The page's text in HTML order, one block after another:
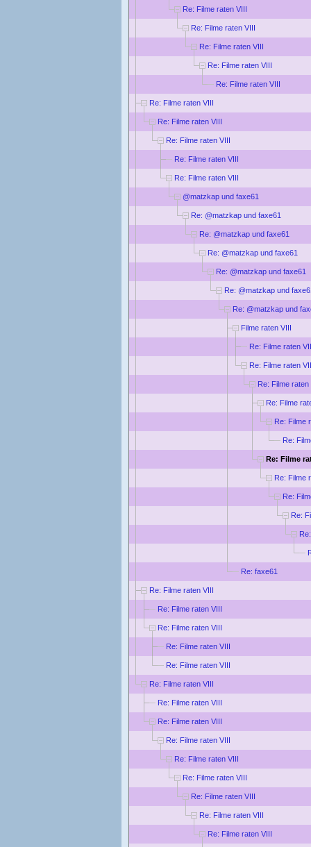
Re: Filme raten VIII
Re: Filme raten VIII
Re: Filme raten VIII
Re: Filme raten VIII
Re: Filme raten VIII
Re: Filme raten VIII
Re: Filme raten VIII
Re: Filme raten VIII
Re: Filme raten VIII
Re: Filme raten VIII
@matzkap und faxe61
Re: @matzkap und faxe61
Re: @matzkap und faxe61
Re: @matzkap und faxe61
Re: @matzkap und faxe61
Re: @matzkap und
Re: @matzkap und
Filme raten VIII
Re: Filme raten
Re: Filme raten
Re: Filme raten
Re: Filme
Re: Filme
Re:
Re: Filme
Re: Filme
Re:
Re:
Re: faxe61
Re: Filme raten VIII
Re: Filme raten VIII
Re: Filme raten VIII
Re: Filme raten VIII
Re: Filme raten VIII
Re: Filme raten VIII
Re: Filme raten VIII
Re: Filme raten VIII
Re: Filme raten VIII
Re: Filme raten VIII
Re: Filme raten VIII
Re: Filme raten VIII
Re: Filme raten VIII
Re: Filme raten VIII